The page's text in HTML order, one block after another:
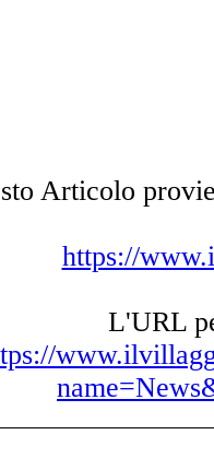
Articolo
https://
L'URL